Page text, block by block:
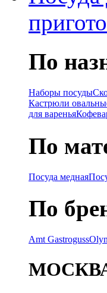
По
Наборы посуды
Кастрюли
для варенья
По
Посуда медная
По
Amt Gastroguss